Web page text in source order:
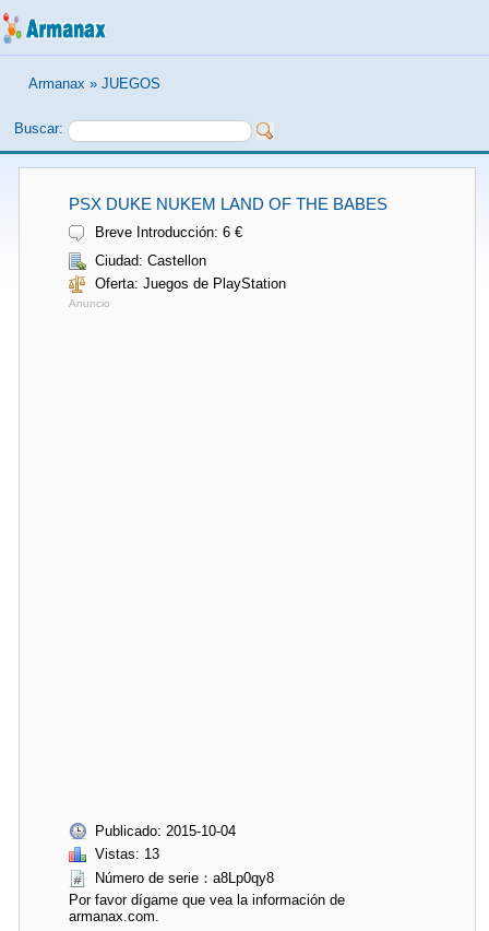
Armanax » JUEGOS
Buscar:
PSX DUKE NUKEM LAND OF THE BABES
Breve Introducción: 6 €
Ciudad: Castellon
Oferta: Juegos de PlayStation
Anuncio
Publicado: 2015-10-04
Vistas: 13
Número de serie：a8Lp0qy8
Por favor dígame que vea la información de
armanax.com.